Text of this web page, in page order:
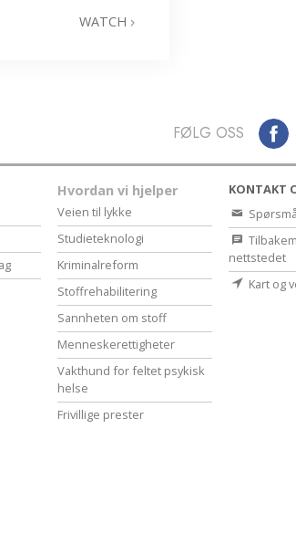
WATCH
FØLG OSS
Hvordan vi hjelper
Veien til lykke
Studieteknologi
Kriminalreform
Stoffrehabilitering
Sannheten om stoff
Menneske­rettigheter
Vakthund for feltet psykisk
helse
Frivillige prester
KONTAKT
nettstedet
Kart og